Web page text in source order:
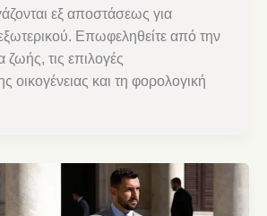
εξ αποστάσεως για
Επωφεληθείτε από την
ζωής, τις επιλογές
οικογένειας και τη φορολογική